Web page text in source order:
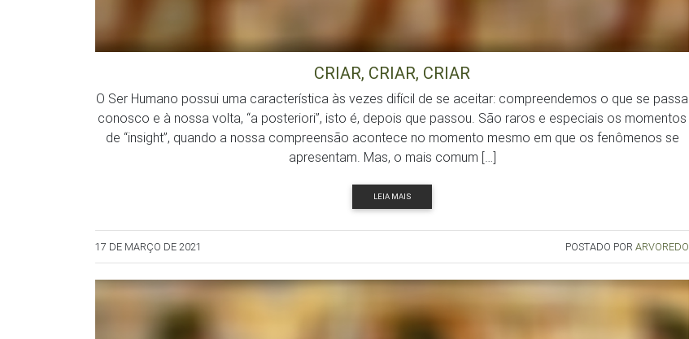
CRIAR, CRIAR, CRIAR
O Ser Humano possui uma característica às vezes difícil de se aceitar: compreendemos o que se passa
conosco e à nossa volta, “a posteriori”, isto é, depois que passou. São raros e especiais os momentos
de “insight”, quando a nossa compreensão acontece no momento mesmo em que os fenômenos se
apresentam. Mas, o mais comum […]
LEIA MAIS
17 DE MARÇO DE 2021 POSTADO POR ARVOREDO